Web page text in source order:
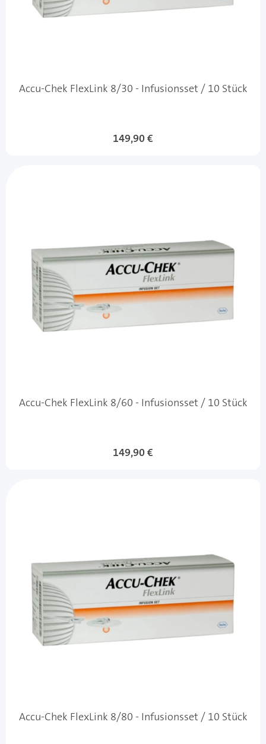
Accu-Chek FlexLink 8/30 - Infusionsset / 10 Stück
149,90 €
Accu-Chek FlexLink 8/60 - Infusionsset / 10 Stück
149,90 €
Accu-Chek FlexLink 8/80 - Infusionsset / 10 Stück